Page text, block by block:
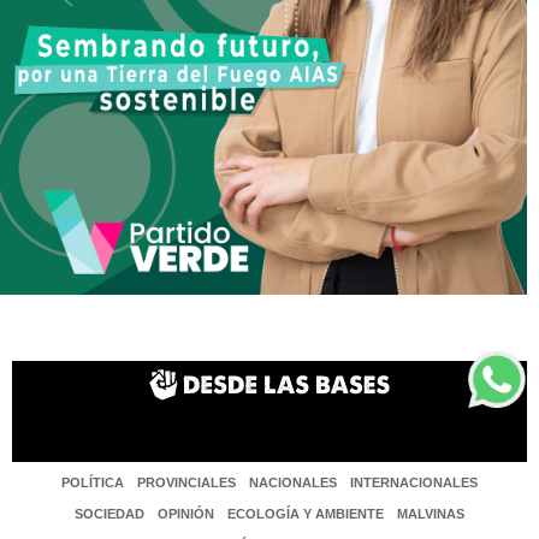
POLÍTICA PROVINCIALES NACIONALES INTERNACIONALES
SOCIEDAD OPINIÓN ECOLOGÍA Y AMBIENTE MALVINAS